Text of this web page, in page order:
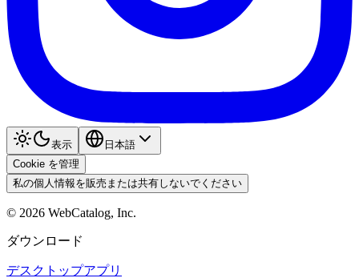
表示
日本語
Cookie を管理
私の個人情報を販売または共有しないでください
© 2026 WebCatalog, Inc.
ダウンロード
デスクトップアプリ